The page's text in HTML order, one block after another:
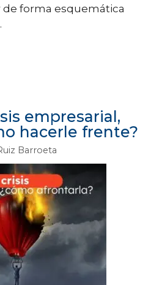
forma esquemática
empresarial,
hacerle frente?
Barroeta